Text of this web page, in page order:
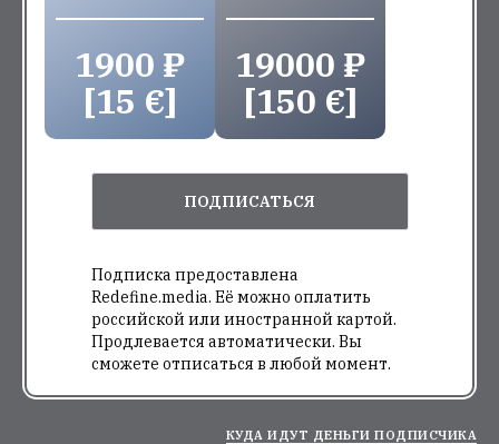
1900 ₽
[15 €]
19000 ₽
[150 €]
ПОДПИСАТЬСЯ
Подписка предоставлена
Redefine.media. Её можно оплатить
российской или иностранной картой.
Продлевается автоматически. Вы
сможете отписаться в любой момент.
КУДА ИДУТ ДЕНЬГИ ПОДПИСЧИКА